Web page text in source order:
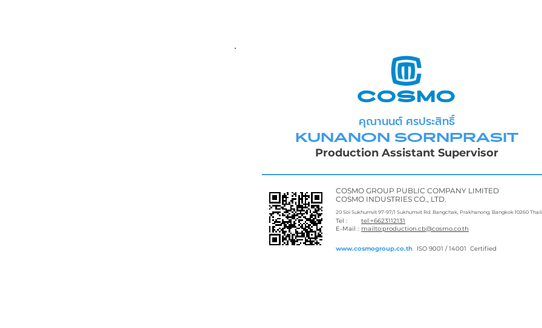
คุณานนต์ ศรประสิทธิ์
KUNANON SORNPRASIT
Production Assistant Supervisor
COSMO GROUP PUBLIC COMPANY LIMITED
COSMO INDUSTRIES CO., LTD.
20 Soi Sukhumvit 97-97/1 Sukhumvit Rd. Bangchak, Prakhanong, Bangkok 10260
E-Mail : mailto:production.cb@cosmo.co.th
Tel : tel:+6623112131
www.cosmogroup.co.th ISO 9001 / 14001 Certified